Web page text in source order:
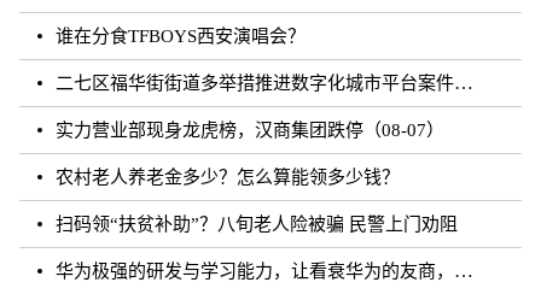
谁在分食TFBOYS西安演唱会？
二七区福华街街道多举措推进数字化城市平台案件处理工作
实力营业部现身龙虎榜，汉商集团跌停（08-07）
农村老人养老金多少？怎么算能领多少钱？
扫码领“扶贫补助”？八旬老人险被骗 民警上门劝阻
华为极强的研发与学习能力，让看衰华为的友商，最终多被历史毒打了